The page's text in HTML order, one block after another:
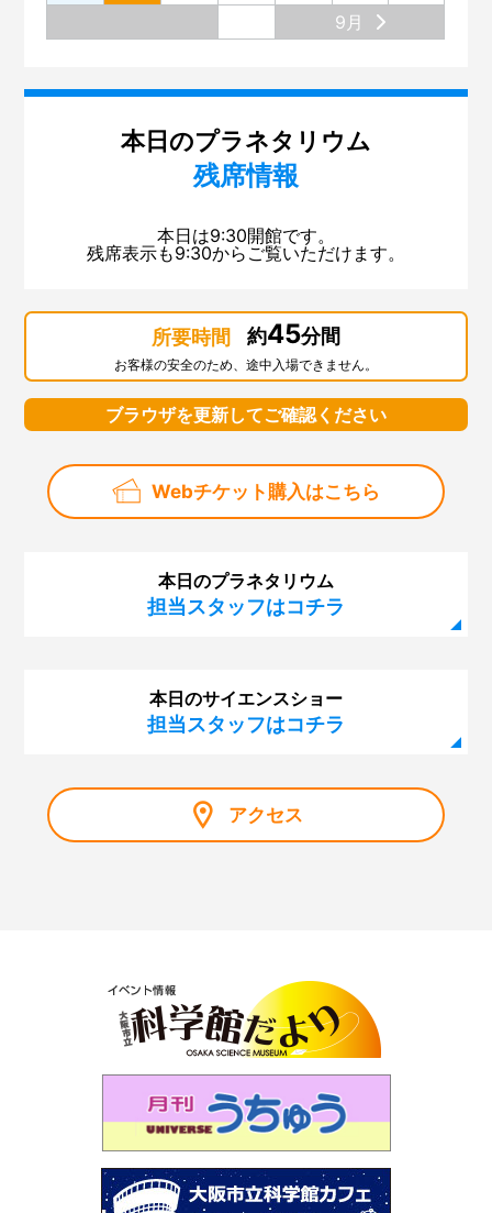
9月
本日のプラネタリウム
残席情報
本日は9:30開館です。
残席表示も9:30からご覧いただけます。
所要時間 約45分間
お客様の安全のため、途中入場できません。
ブラウザを更新してご確認ください
Webチケット購入はこちら
本日のプラネタリウム
担当スタッフはコチラ
本日のサイエンスショー
担当スタッフはコチラ
アクセス